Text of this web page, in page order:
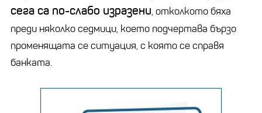
сега са по-слабо изразени, отколкото бяха
преди няколко седмици, което подчертава бързо
променящата се ситуация, с която се справя
банката.